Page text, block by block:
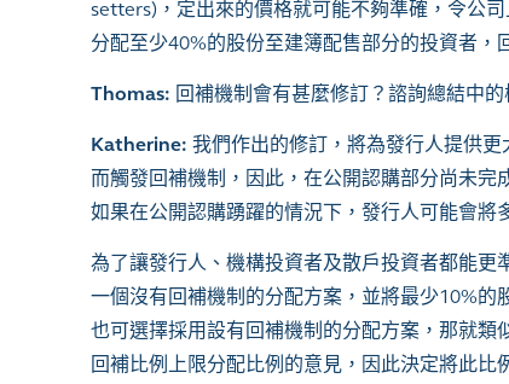
setters)，定出來的價格就可能不夠準確，令公
分配至少40%的股份至建簿配售部分的投資者，
Thomas: 回補機制會有甚麼修訂？諮詢總結中
Katherine: 我們作出的修訂，將為發行人提供
而觸發回補機制，因此，在公開認購部分尚未完
如果在公開認購踴躍的情況下，發行人可能會將
為了讓發行人、機構投資者及散戶投資者都能
一個沒有回補機制的分配方案，並將最少10%
也可選擇採用設有回補機制的分配方案，那就
回補比例上限分配比例的意見，因此決定將此比